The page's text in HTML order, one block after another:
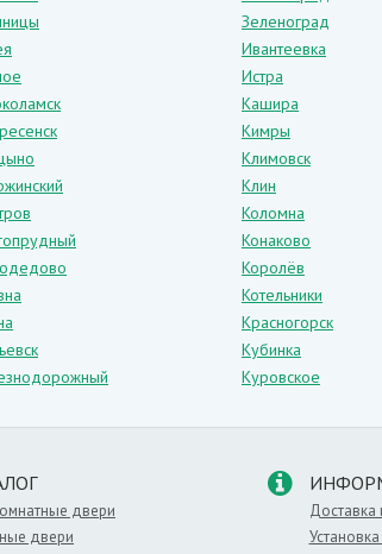
Данный цвет является классикой. Это
повсюду. Основной список помещений, в
– в гостиной комнате,
– душевой,
– современном офисе.
Светлый оттенок хорошо сочетается с
пастельных и матовых оттенков.
Мифы о поверхности белого цвета:
– такая поверхность легко марается,
– за дверьми сложно ухаживать,
– белый цвет слишком банально выглядит.
Зеленоград
Ивантеевка
Истра
Кашира
Кимры
Климовск
Клин
Коломна
Конаково
Королёв
Котельники
Красногорск
Кубинка
Куровское
двери
двери
Доставка